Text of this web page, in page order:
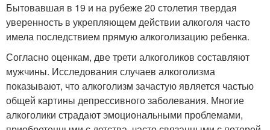
Бытовавшая в 19 и на рубеже 20 столетия твердая
уверенность в укрепляющем действии алкоголя часто
имела последствием прямую алкоголизацию ребенка.
Согласно оценкам, две трети алкоголиков составляют
мужчины. Исследования случаев алкоголизма
показывают, что алкоголизм зачастую является частью
общей картины депрессивного заболевания. Многие
алкоголики страдают эмоциональными проблемами,